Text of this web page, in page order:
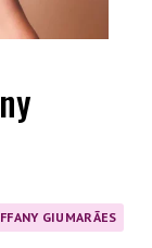
GIUMARÃES